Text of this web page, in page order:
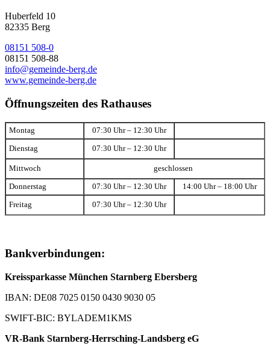
Huberfeld 10
82335 Berg
08151 508-0
08151 508-88
info@gemeinde-berg.de
www.gemeinde-berg.de
Öffnungszeiten des Rathauses
Montag 07:30 Uhr – 12:30 Uhr
Dienstag 07:30 Uhr – 12:30 Uhr
Mittwoch geschlossen
Donnerstag 07:30 Uhr – 12:30 Uhr 14:00 Uhr – 18:00 Uhr
Freitag 07:30 Uhr – 12:30 Uhr
Bankverbindungen:
Kreissparkasse München Starnberg Ebersberg
IBAN: DE08 7025 0150 0430 9030 05
SWIFT-BIC: BYLADEM1KMS
VR-Bank Starnberg-Herrsching-Landsberg eG